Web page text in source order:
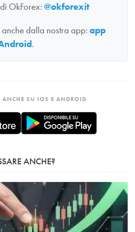
OkForex: @okforexit
dalla nostra app: app
.
ANCHE SU IOS E ANDROID
ANCHE?